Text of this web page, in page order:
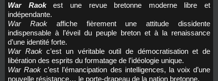
War Raokest une revue bretonne moderne libre et
indépendante.
War Raok affiche fièrement une attitude dissidente
indispensable à l’éveil du peuple breton et à la renaissance
d’une identité forte.
War Raokc’est un véritable outil de démocratisation et de
libération des esprits du formatage de l’idéologie unique.
War Raok c’est l’émancipation des intelligences, la voix d’une
nouvelle résistance… le porte-drapeau de la nation bretonne.